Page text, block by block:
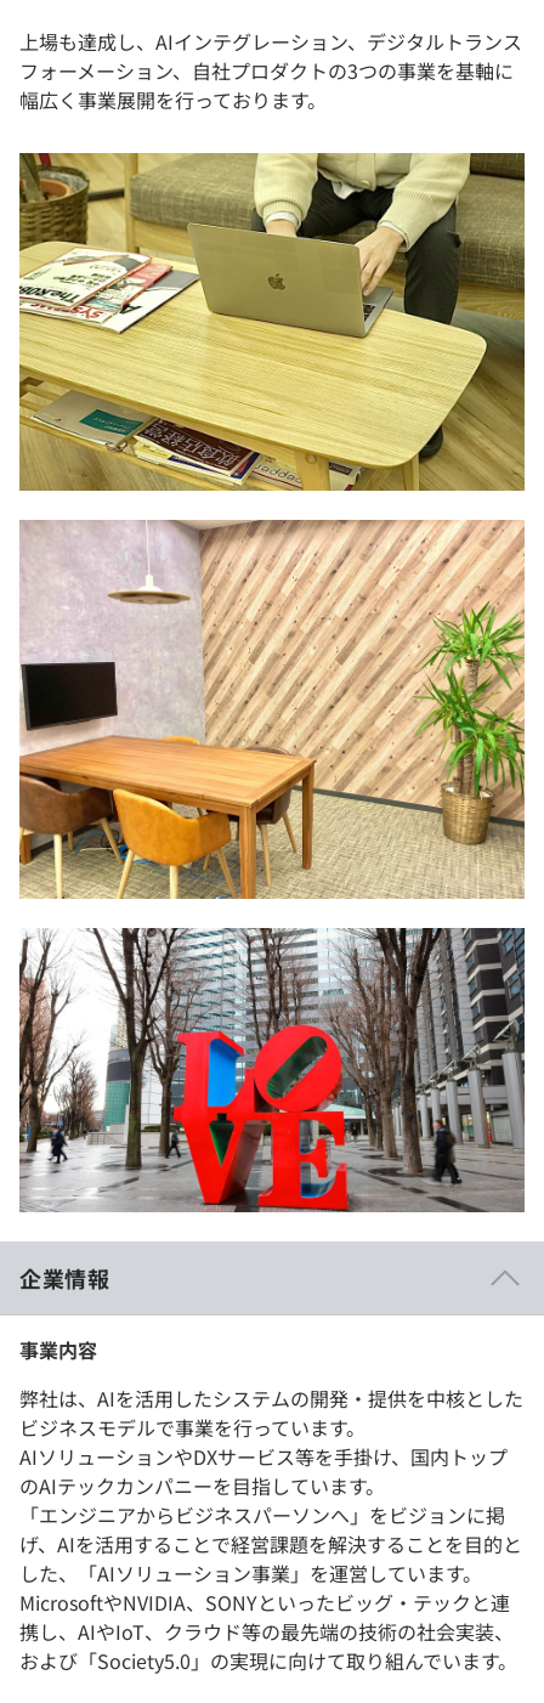
上場も達成し、AIインテグレーション、デジタルトランス
フォーメーション、自社プロダクトの3つの事業を基軸に
幅広く事業展開を行っております。
企業情報
事業内容
弊社は、AIを活用したシステムの開発・提供を中核とした
ビジネスモデルで事業を行っています。
AIソリューションやDXサービス等を手掛け、国内トップ
のAIテックカンパニーを目指しています。
「エンジニアからビジネスパーソンへ」をビジョンに掲
げ、AIを活用することで経営課題を解決することを目的と
した、「AIソリューション事業」を運営しています。
MicrosoftやNVIDIA、SONYといったビッグ・テックと連
携し、AIやIoT、クラウド等の最先端の技術の社会実装、
および「Society5.0」の実現に向けて取り組んでいます。